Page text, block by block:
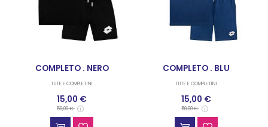
COMPLETO . NERO
TUTE E COMPLETINI
15,00 €
50,00 €
COMPLETO . BLU
TUTE E COMPLETINI
15,00 €
50,00 €